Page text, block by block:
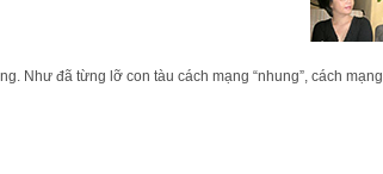
Như đã từng lỡ con tàu cách mạng “nhung”, cách mạng